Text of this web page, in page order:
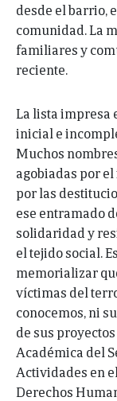
desde el barrio,
comunidad. La
familiares y
reciente.
La lista impresa
inicial e
Muchos
agobiadas por
por las
ese entramado
solidaridad y
el tejido social.
memorializar
víctimas del
conocemos, ni
de sus
Académica del
Actividades en
Derechos